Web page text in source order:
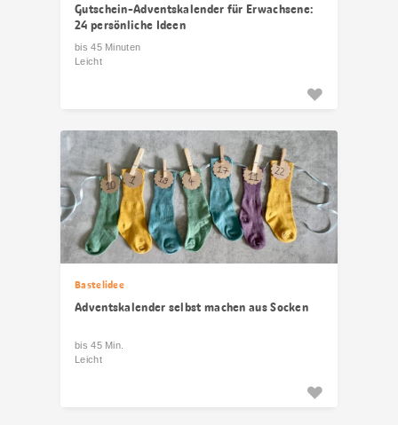
Gutschein-Adventskalender für Erwachsene:
24 persönliche Ideen
bis 45 Minuten
Leicht
Bastelidee
Adventskalender selbst machen aus Socken
bis 45 Min.
Leicht